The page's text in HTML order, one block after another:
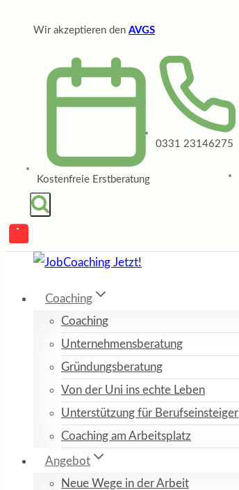
Wir akzeptieren den AVGS
Kostenfreie Erstberatung
0331 23146275
Coaching
Coaching
Unternehmensberatung
Gründungsberatung
Von der Uni ins echte Leben
Unterstützung für Berufseinsteiger
Coaching am Arbeitsplatz
Angebot
Neue Wege in der Arbeit